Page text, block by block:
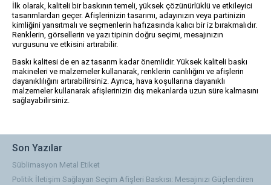
İlk olarak, kaliteli bir baskının temeli, yüksek çözünürlüklü ve etkileyici
tasarımlardan geçer. Afişlerinizin tasarımı, adayınızın veya partinizin
kimliğini yansıtmalı ve seçmenlerin hafızasında kalıcı bir iz bırakmalıdır.
Renklerin, görsellerin ve yazı tipinin doğru seçimi, mesajınızın
vurgusunu ve etkisini artırabilir.
Baskı kalitesi de en az tasarım kadar önemlidir. Yüksek kaliteli baskı
makineleri ve malzemeler kullanarak, renklerin canlılığını ve afişlerin
dayanıklılığını artırabilirsiniz. Ayrıca, hava koşullarına dayanıklı
malzemeler kullanarak afişlerinizin dış mekanlarda uzun süre kalmasını
sağlayabilirsiniz.
Son Yazılar
Süblimasyon Metal Etiket
Politik İletişim Sağlayan Seçim Afişleri Baskısı: Mesajınızı Güçlendiren